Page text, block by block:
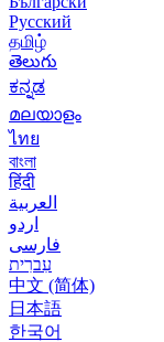
Русский
தமிழ்
తెలుగు
ಕನ್ನಡ
മലയാളം
ไทย
বাংলা
हिंदी
العربية
اردو
فارسی
עִברִית
中文 (简体)
日本語
한국어